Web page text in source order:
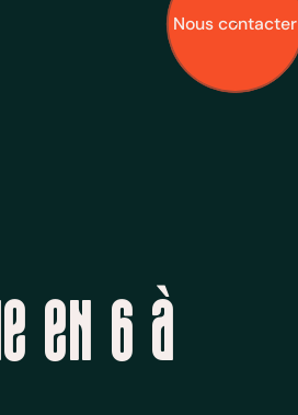
Nous contacter
en 6 à